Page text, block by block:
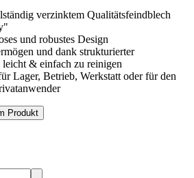
verzinktem Qualitätsfeindblech
und robustes Design
und dank strukturierter
& einfach zu reinigen
Lager, Betrieb, Werkstatt oder für den
Produkt